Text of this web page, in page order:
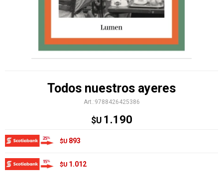
Todos nuestros ayeres
9788426425386
$U 1.190
$U 893
$U 1.012